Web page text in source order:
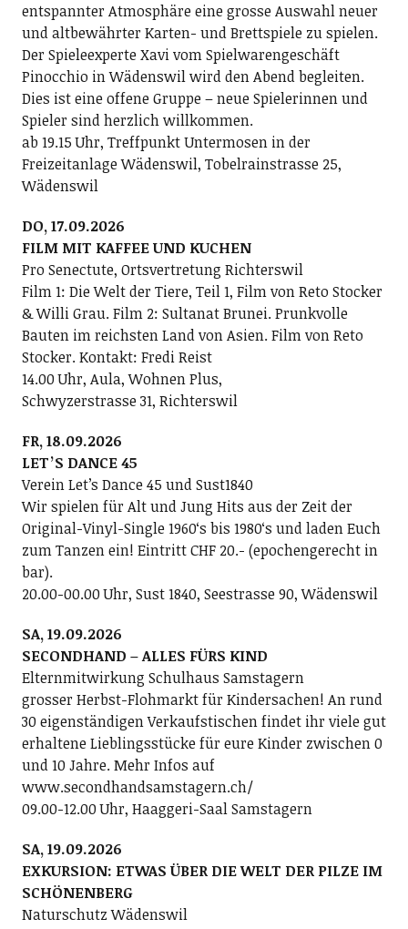
entspannter Atmosphäre eine grosse Auswahl neuer
und altbewährter Karten- und Brettspiele zu spielen.
Der Spieleexperte Xavi vom Spielwarengeschäft
Pinocchio in Wädenswil wird den Abend begleiten.
Dies ist eine offene Gruppe – neue Spielerinnen und
Spieler sind herzlich willkommen.
ab 19.15 Uhr, Treffpunkt Untermosen in der
Freizeitanlage Wädenswil, Tobelrainstrasse 25,
Wädenswil
DO, 17.09.2026
FILM MIT KAFFEE UND KUCHEN
Pro Senectute, Ortsvertretung Richterswil
Film 1: Die Welt der Tiere, Teil 1, Film von Reto Stocker
& Willi Grau. Film 2: Sultanat Brunei. Prunkvolle
Bauten im reichsten Land von Asien. Film von Reto
Stocker. Kontakt: Fredi Reist
14.00 Uhr, Aula, Wohnen Plus,
Schwyzerstrasse 31, Richterswil
FR, 18.09.2026
LETʼS DANCE 45
Verein Letʼs Dance 45 und Sust1840
Wir spielen für Alt und Jung Hits aus der Zeit der
Original-Vinyl-Single 1960ʻs bis 1980ʻs und laden Euch
zum Tanzen ein! Eintritt CHF 20.- (epochengerecht in
bar).
20.00-00.00 Uhr, Sust 1840, Seestrasse 90, Wädenswil
SA, 19.09.2026
SECONDHAND – ALLES FÜRS KIND
Elternmitwirkung Schulhaus Samstagern
grosser Herbst-Flohmarkt für Kindersachen! An rund
30 eigenständigen Verkaufstischen findet ihr viele gut
erhaltene Lieblingsstücke für eure Kinder zwischen 0
und 10 Jahre. Mehr Infos auf
www.secondhandsamstagern.ch/
09.00-12.00 Uhr, Haaggeri-Saal Samstagern
SA, 19.09.2026
EXKURSION: ETWAS ÜBER DIE WELT DER PILZE IM
SCHÖNENBERG
Naturschutz Wädenswil